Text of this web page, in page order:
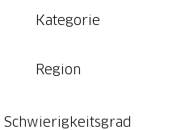
Kategorie
Region
Schwierigkeitsgrad